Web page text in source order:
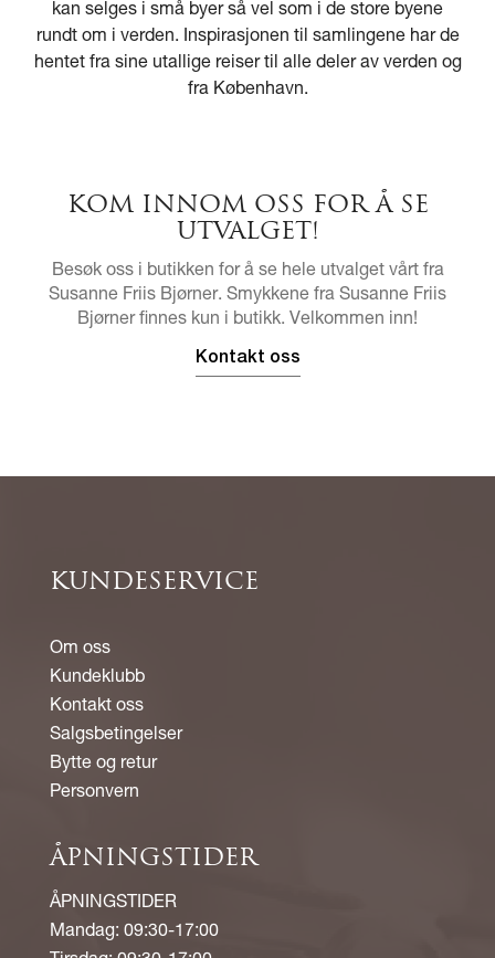
kan selges i små byer så vel som i de store byene
rundt om i verden. Inspirasjonen til samlingene har de
hentet fra sine utallige reiser til alle deler av verden og
fra København.
KOM INNOM OSS FOR Å SE
UTVALGET!
Besøk oss i butikken for å se hele utvalget vårt fra
Susanne Friis Bjørner. Smykkene fra Susanne Friis
Bjørner finnes kun i butikk. Velkommen inn!
Kontakt oss
KUNDESERVICE
Om oss
Kundeklubb
Kontakt oss
Salgsbetingelser
Bytte og retur
Personvern
ÅPNINGSTIDER
ÅPNINGSTIDER
Mandag: 09:30-17:00